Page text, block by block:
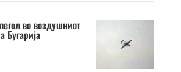
во воздушниот
Бугарија